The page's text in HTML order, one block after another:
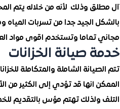
آل مطلق وذلك لأنه من خلاله يتم
بالشكل الجيد جدا من تسربات
مجاني تماما وتستخدم اقوى مواد
خدمة صيانة الخزانات
تتم الصيانة الشاملة والمتكاملة
الممكن انها قد تؤدي إلى الكثير من
التلف ولذلك تهتم مؤس بالتقديم